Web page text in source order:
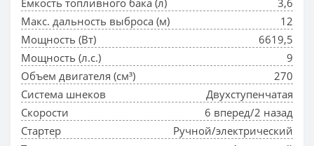
Макс. дальность выброса (м)
12
Мощность (Вт)
6619,5
Мощность (л.с.)
9
Объем двигателя (см³)
270
Система шнеков
Двухступенчатая
Скорости
6 вперед/2 назад
Стартер
Ручной/электрический